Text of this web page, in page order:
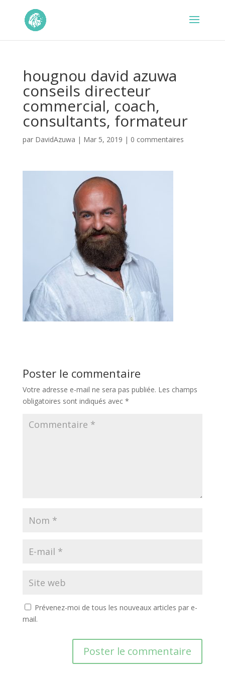
hougnou david azuwa
conseils directeur
commercial, coach,
consultants, formateur
par DavidAzuwa | Mar 5, 2019 | 0 commentaires
Poster le commentaire
Votre adresse e-mail ne sera pas publiée. Les champs
obligatoires sont indiqués avec *
Prévenez-moi de tous les nouveaux articles par e-
mail.